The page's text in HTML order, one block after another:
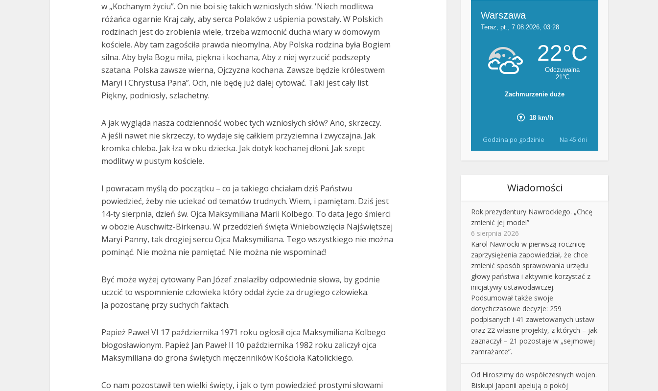
w „Kochanym życiu”. On nie boi się takich wzniosłych słów. 'Niech modlitwa
różańca ogarnie Kraj cały, aby serca Polaków z uśpienia powstały. W Polskich
rodzinach jest do zrobienia wiele, trzeba wzmocnić ducha wiary w domowym
kościele. Aby tam zagościła prawda nieomylna, Aby Polska rodzina była Bogiem
silna. Aby była Bogu miła, piękna i kochana, Aby z niej wyrzucić podszepty
szatana. Polska zawsze wierna, Ojczyzna kochana. Zawsze będzie królestwem
Maryi i Chrystusa Pana”. Och, nie będę już dalej cytować. Taki jest cały list.
Piękny, podniosły, szlachetny.
A jak wygląda nasza codzienność wobec tych wzniosłych słów? Ano, skrzeczy.
A jeśli nawet nie skrzeczy, to wydaje się całkiem przyziemna i zwyczajna. Jak
kromka chleba. Jak łza w oku dziecka. Jak dotyk kochanej dłoni. Jak szept
modlitwy w pustym kościele.
I powracam myślą do początku – co ja takiego chciałam dziś Państwu
powiedzieć, żeby nie uciekać od tematów trudnych. Wiem, i pamiętam. Dziś jest
14-ty sierpnia, dzień św. Ojca Maksymiliana Marii Kolbego. To data Jego śmierci
w obozie Auschwitz-Birkenau. W przeddzień święta Wniebowzięcia Najświętszej
Maryi Panny, tak drogiej sercu Ojca Maksymiliana. Tego wszystkiego nie można
pominąć. Nie można nie pamiętać. Nie można nie wspominać!
Być może wyżej cytowany Pan Józef znalazłby odpowiednie słowa, by godnie
uczcić to wspomnienie człowieka który oddał życie za drugiego człowieka.
Ja pozostanę przy suchych faktach.
Papież Paweł VI 17 października 1971 roku ogłosił ojca Maksymiliana Kolbego
błogosławionym. Papież Jan Paweł II 10 października 1982 roku zaliczył ojca
Maksymiliana do grona świętych męczenników Kościoła Katolickiego.
Co nam pozostawił ten wielki święty, i jak o tym powiedzieć prostymi słowami
Godzina po godzinie Na 45 dni
Wiadomości
Rok prezydentury Nawrockiego. „Chcę
zmienić jej model”
6 sierpnia 2026
Karol Nawrocki w pierwszą rocznicę
zaprzysiężenia zapowiedział, że chce
zmienić sposób sprawowania urzędu
głowy państwa i aktywnie korzystać z
inicjatywy ustawodawczej.
Podsumował także swoje
dotychczasowe decyzje: 259
podpisanych i 41 zawetowanych ustaw
oraz 22 własne projekty, z których – jak
zaznaczył – 21 pozostaje w „sejmowej
zamrażarce”.
Od Hiroszimy do współczesnych wojen.
Biskupi Japonii apelują o pokój